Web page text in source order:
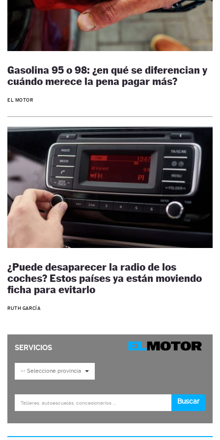
Gasolina 95 o 98: ¿en qué se diferencian y
cuándo merece la pena pagar más?
EL MOTOR
¿Puede desaparecer la radio de los
coches? Estos países ya están moviendo
ficha para evitarlo
RUTH GARCÍA